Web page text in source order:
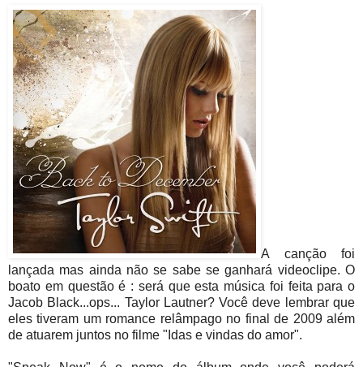
A canção foi
lançada mas ainda não se sabe se ganhará videoclipe. O
boato em questão é : será que esta música foi feita para o
Jacob Black...ops... Taylor Lautner? Você deve lembrar que
eles tiveram um romance relâmpago no final de 2009 além
de atuarem juntos no filme "Idas e vindas do amor".